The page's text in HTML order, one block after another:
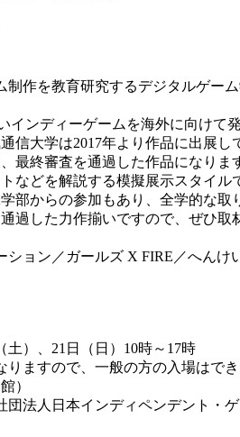
制作を教育研究するデジタルゲー
インディーゲームを海外に向け
信大学は2017年より作品に出展し
最終審査を通過した作品になり
などを解説する模擬展示スタイ
部からの参加もあり、全学的な取
過した力作揃いですので、ぜひ取
ョン／ガールズ X FIRE／へん
）、21日（日）10時～17時
ので、一般の方の入場はでき
）
人日本インディペンデント・ゲ